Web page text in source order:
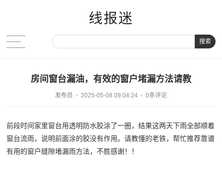
线报迷
搜索
房间窗台漏油，有效的窗户堵漏方法请教
发布员 2025-05-08 09:04:24 0条评论
前段时间家里窗台用透明防水胶涂了一圈，结果这两天下雨全部顺着
窗台流雨，说明前面涂的胶没有作用。请教懂的老铁，帮忙推荐靠谱
有用的窗户缝隙堵漏雨方法，不胜感谢！！